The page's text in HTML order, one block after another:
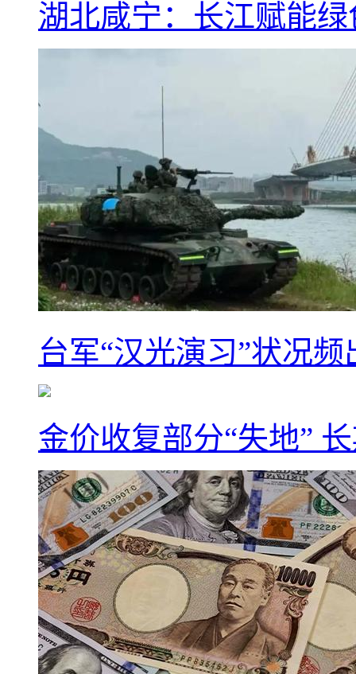
湖北咸宁：长江赋能
台军“汉光演习”状况
金价收复部分“失地”